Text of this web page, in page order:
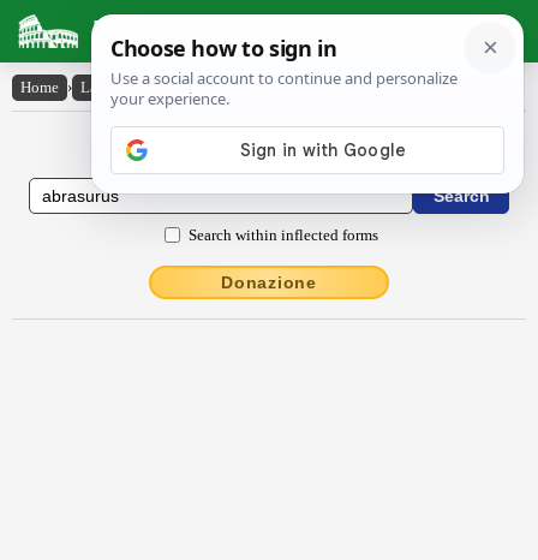
Latin Dictionary
Home › Latin-English › abrasūrūs
Latin to English Dictionary
Search within inflected forms
Donazione